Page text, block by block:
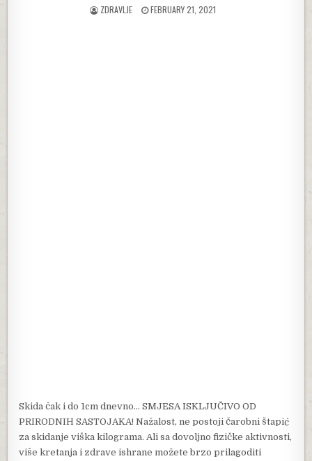
AUTHOR:
ZDRAVLJE PUBLISHED DATE:
FEBRUARY 21, 2021
Skida čak i do 1cm dnevno… SMJESA ISKLJUČIVO OD
PRIRODNIH SASTOJAKA! Nažalost, ne postoji čarobni štapić
za skidanje viška kilograma. Ali sa dovoljno fizičke aktivnosti,
više kretanja i zdrave ishrane možete brzo prilagoditi